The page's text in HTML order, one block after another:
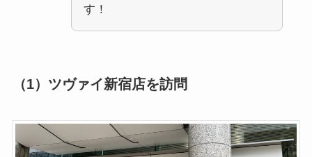
す！
（1）ツヴァイ新宿店を訪問